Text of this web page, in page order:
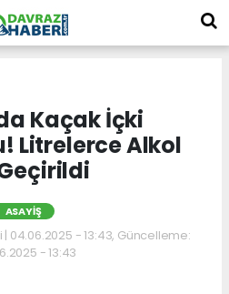
Kaçak İçki
Litrelerce Alkol
ASAYIŞ
04.06.2025 - 13:43, Güncelleme:
- 13:43